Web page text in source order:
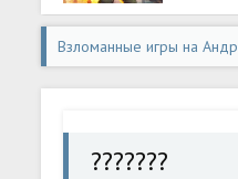
Взломанные игры на
??????? | ?????
???????